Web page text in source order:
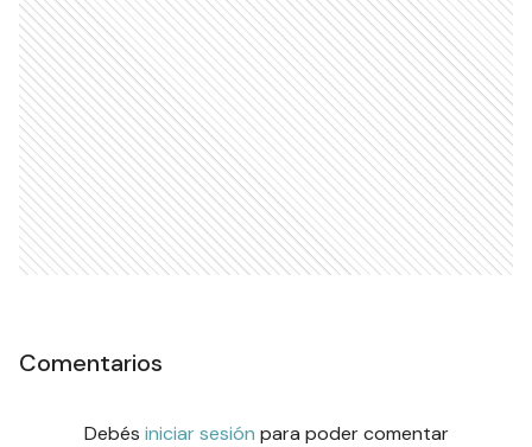
Comentarios
Debés iniciar sesión para poder comentar